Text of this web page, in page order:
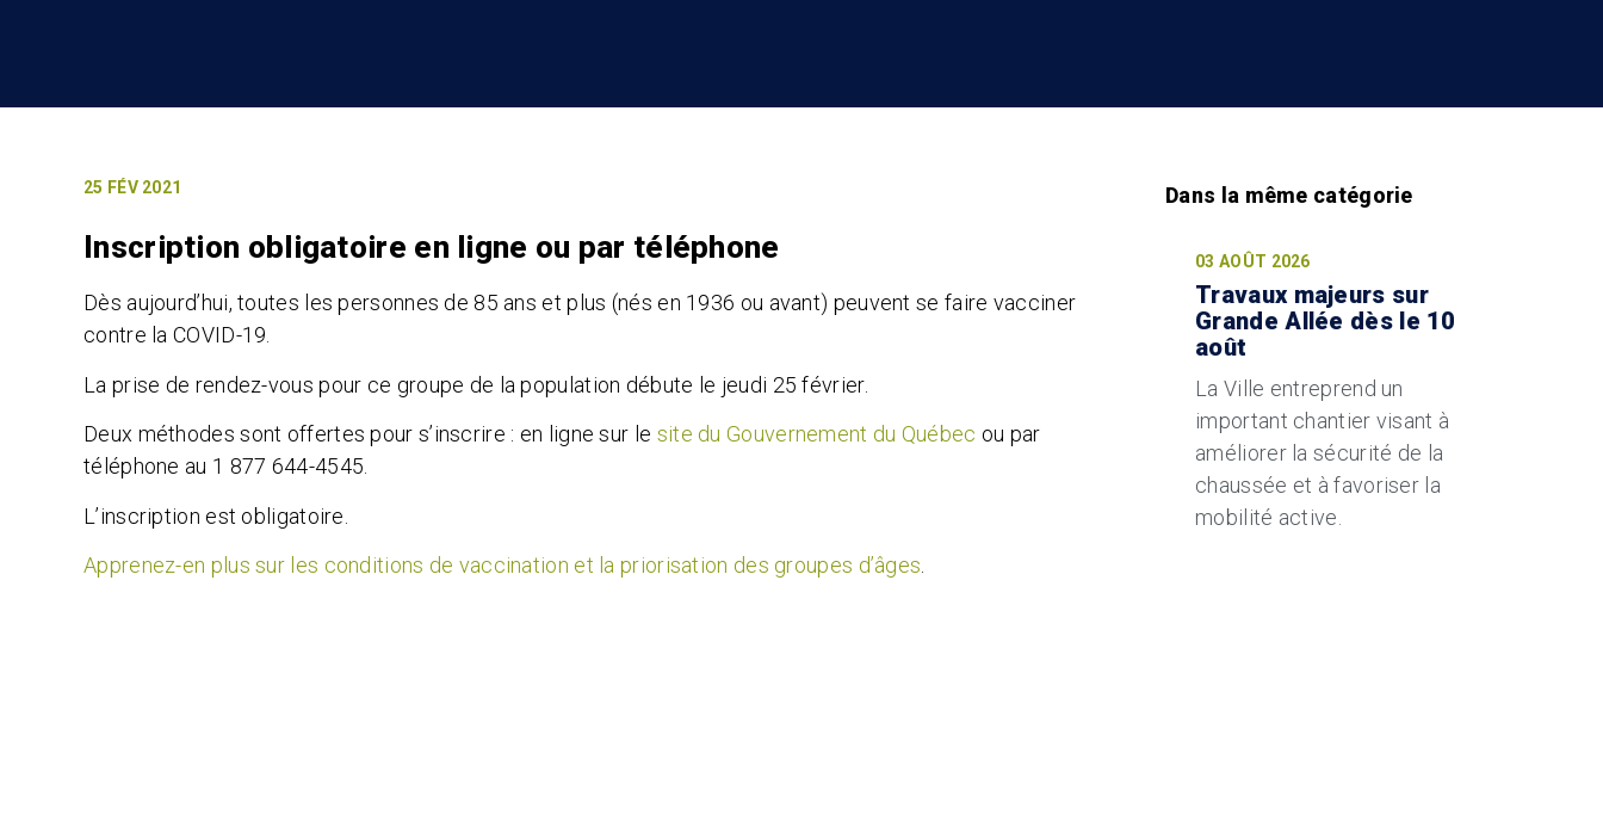
25 FÉV 2021
Inscription obligatoire en ligne ou par téléphone
Dès aujourd’hui, toutes les personnes de 85 ans et plus (nés en 1936 ou avant) peuvent se faire vacciner
contre la COVID-19.
La prise de rendez-vous pour ce groupe de la population débute le jeudi 25 février.
Deux méthodes sont offertes pour s’inscrire : en ligne sur le site du Gouvernement du Québec ou par
téléphone au 1 877 644-4545.
L’inscription est obligatoire.
Apprenez-en plus sur les conditions de vaccination et la priorisation des groupes d’âges
03 AOÛT 2026
Travaux majeurs sur
Grande Allée dès le 10
août
La Ville entreprend un
important chantier visant à
améliorer la sécurité de la
chaussée et à favoriser la
mobilité active.